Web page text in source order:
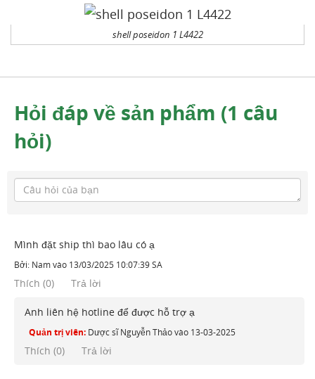
shell poseidon 1 L4422
Hỏi đáp về sản phẩm (1 câu
hỏi)
Mình đặt ship thì bao lâu có ạ
Bởi: Namvào 13/03/2025 10:07:39 SA
Thích (0) Trả lời
Anh liên hệ hotline để được hỗ trợ ạ
Quản trị viên: Dược sĩ Nguyễn Thảovào 13-03-2025
Thích (0) Trả lời